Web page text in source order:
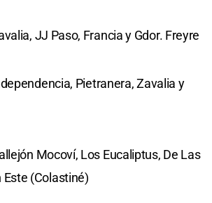
JJ Paso, Francia y Gdor. Freyre
Pietranera, Zavalia y
Mocoví, Los Eucaliptus, De Las
Este (Colastiné)